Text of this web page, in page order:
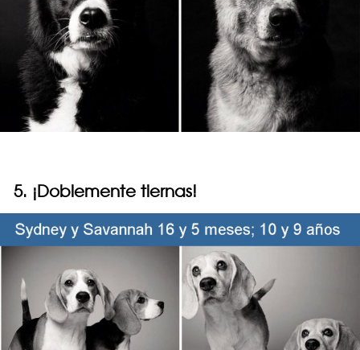
5. ¡Doblemente tiernas!